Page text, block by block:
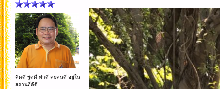
คิดดี พูดดี ทำดี คบคนดี อยู่ใน
สถานที่ดีดี